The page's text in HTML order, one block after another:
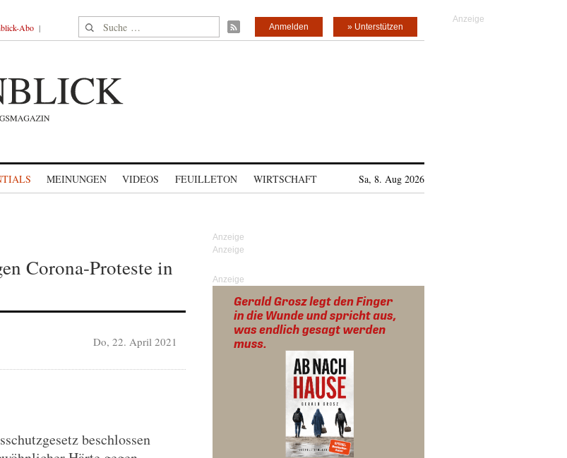
Abo Suche nach: » Unterstützen
Anmelden
MEINUNGEN VIDEOS FEUILLETON WIRTSCHAFT Sa, 8. Aug 2026
Corona-Proteste in
Do, 22. April 2021
beschlossen
Anzeige